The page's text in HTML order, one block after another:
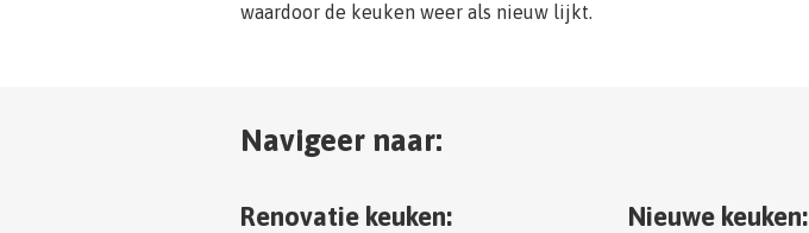
waardoor de keuken weer als nieuw lijkt.
Navigeer naar:
Renovatie keuken: Nieuwe keuken: